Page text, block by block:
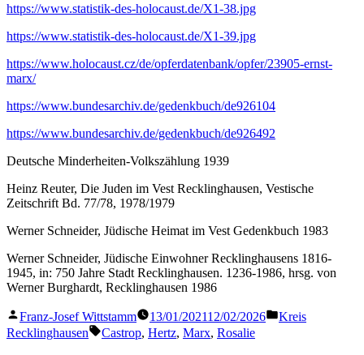
https://www.statistik-des-holocaust.de/X1-38.jpg
https://www.statistik-des-holocaust.de/X1-39.jpg
https://www.holocaust.cz/de/opferdatenbank/opfer/23905-ernst-
marx/
https://www.bundesarchiv.de/gedenkbuch/de926104
https://www.bundesarchiv.de/gedenkbuch/de926492
Deutsche Minderheiten-Volkszählung 1939
Heinz Reuter, Die Juden im Vest Recklinghausen, Vestische
Zeitschrift Bd. 77/78, 1978/1979
Werner Schneider, Jüdische Heimat im Vest Gedenkbuch 1983
Werner Schneider, Jüdische Einwohner Recklinghausens 1816-
1945, in: 750 Jahre Stadt Recklinghausen. 1236-1986, hrsg. von
Werner Burghardt, Recklinghausen 1986
Veröffentlicht
von
Franz-Josef Wittstamm 13/01/202112/02/2026
Veröffentlicht
Kreis
Recklinghausen
Schlagwörter:
Castrop, Hertz, Marx, Rosalie